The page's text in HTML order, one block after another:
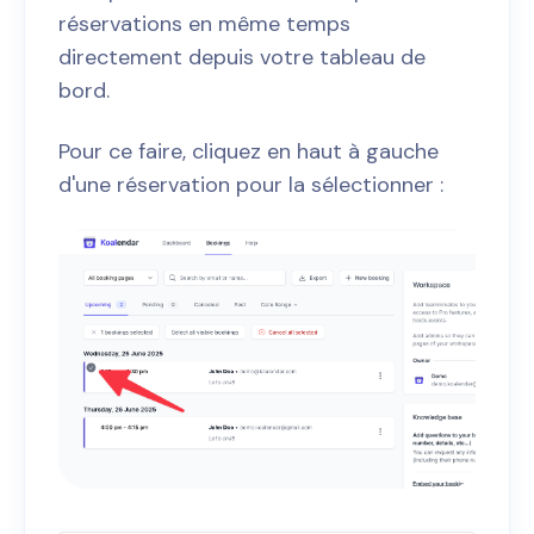
réservations en même temps
directement depuis votre tableau de
bord.
Pour ce faire, cliquez en haut à gauche
d'une réservation pour la sélectionner :